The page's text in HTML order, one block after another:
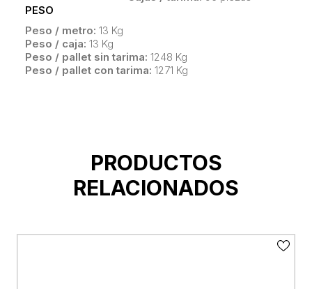
PESO
Peso / metro: 13 Kg
Peso / caja: 13 Kg
Peso / pallet sin tarima: 1248 Kg
Peso / pallet con tarima: 1271 Kg
PRODUCTOS
RELACIONADOS